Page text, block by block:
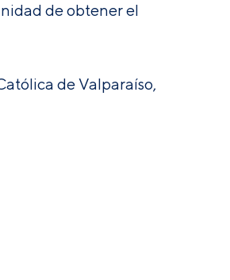
de obtener el
de Valparaíso,